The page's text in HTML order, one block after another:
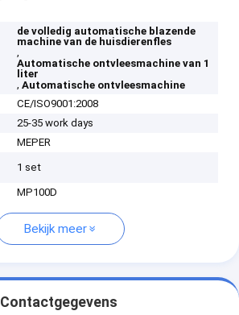
de volledig automatische blazende
machine van de huisdierenfles
,
Automatische ontvleesmachine van 1
liter
,Automatische ontvleesmachine
CE/ISO9001:2008
25-35 work days
MEPER
1 set
MP100D
Bekijk meer
Contactgegevens